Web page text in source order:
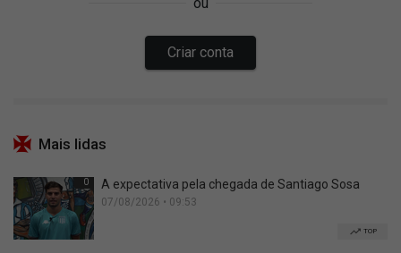
Mais lidas
0 A expectativa pela chegada de Santiago Sosa
07/08/2026 • 09:53
TOP